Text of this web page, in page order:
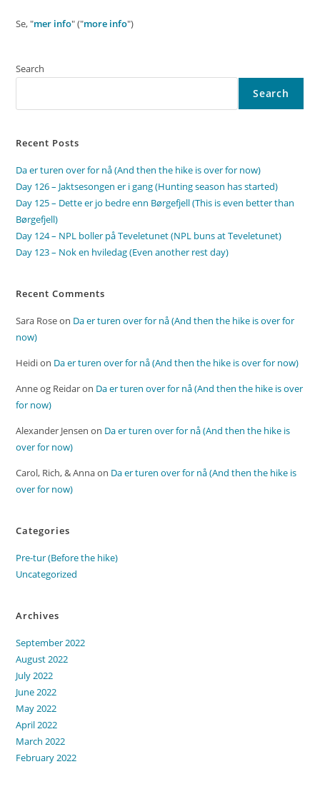
Se, "mer info" ("more info")
Search
Search
Recent Posts
Da er turen over for nå (And then the hike is over for now)
Day 126 – Jaktsesongen er i gang (Hunting season has started)
Day 125 – Dette er jo bedre enn Børgefjell (This is even better than
Børgefjell)
Day 124 – NPL boller på Teveletunet (NPL buns at Teveletunet)
Day 123 – Nok en hviledag (Even another rest day)
Recent Comments
Sara Roseon Da er turen over for nå (And then the hike is over for
now)
Heidion Da er turen over for nå (And then the hike is over for now)
Anne og Reidaron Da er turen over for nå (And then the hike is over
for now)
Alexander Jensen on Da er turen over for nå (And then the hike is
over for now)
Carol, Rich, & Annaon Da er turen over for nå (And then the hike is
over for now)
Categories
Pre-tur (Before the hike)
Uncategorized
Archives
September 2022
August 2022
July 2022
June 2022
May 2022
April 2022
March 2022
February 2022